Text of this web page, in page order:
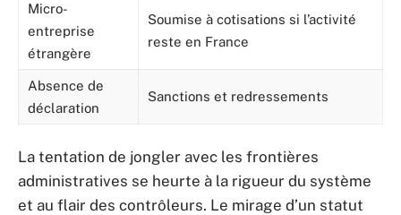
Micro-
entreprise
étrangère
Soumise à cotisations si l’activité
reste en France
Absence de
déclaration
Sanctions et redressements
La tentation de jongler avec les frontières
administratives se heurte à la rigueur du système
et au flair des contrôleurs. Le mirage d’un statut